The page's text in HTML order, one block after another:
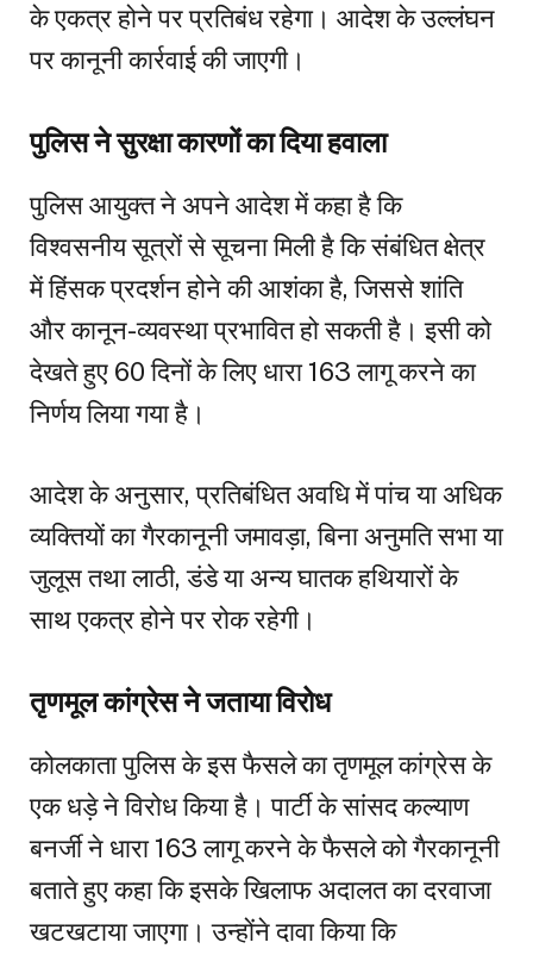
के एकत्र होने पर प्रतिबंध रहेगा। आदेश के उल्लंघन
पर कानूनी कार्रवाई की जाएगी।
पुलिस ने सुरक्षा कारणों का दिया हवाला
पुलिस आयुक्त ने अपने आदेश में कहा है कि
विश्वसनीय सूत्रों से सूचना मिली है कि संबंधित क्षेत्र
में हिंसक प्रदर्शन होने की आशंका है, जिससे शांति
और कानून-व्यवस्था प्रभावित हो सकती है। इसी को
देखते हुए 60 दिनों के लिए धारा 163 लागू करने का
निर्णय लिया गया है।
आदेश के अनुसार, प्रतिबंधित अवधि में पांच या अधिक
व्यक्तियों का गैरकानूनी जमावड़ा, बिना अनुमति सभा या
जुलूस तथा लाठी, डंडे या अन्य घातक हथियारों के
साथ एकत्र होने पर रोक रहेगी।
तृणमूल कांग्रेस ने जताया विरोध
कोलकाता पुलिस के इस फैसले का तृणमूल कांग्रेस के
एक धड़े ने विरोध किया है। पार्टी के सांसद कल्याण
बनर्जी ने धारा 163 लागू करने के फैसले को गैरकानूनी
बताते हुए कहा कि इसके खिलाफ अदालत का दरवाजा
खटखटाया जाएगा। उन्होंने दावा किया कि